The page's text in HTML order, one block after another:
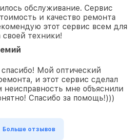
обслуживание. Сервис
и качество ремонта
этот сервис всем для
техники!
Мой оптический
и этот сервис сделал
неисправность мне объяснили
Спасибо за помощь!)))
Больше отзывов